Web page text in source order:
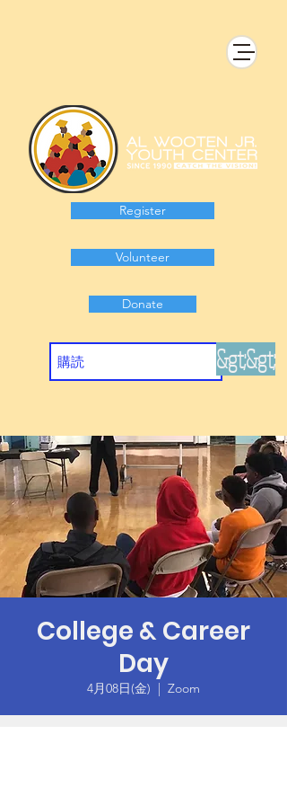
Register
Volunteer
Donate
&gt;&gt;
College & Career
Day
4月08日(金)
  |
Zoom